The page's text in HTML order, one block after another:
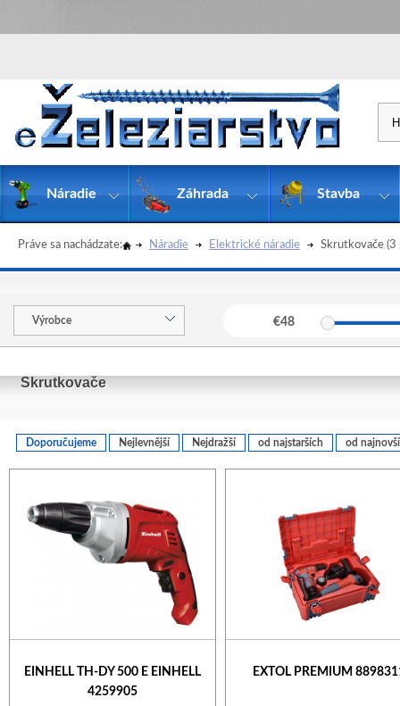
Práve sa nachádzate: Náradie Elektrické náradie Skrutkovače (3
Výrobce €48
Skrutkovače
Doporučujeme Nejlevnější Nejdražší od najstarších od
EINHELL TH-DY 500 E EINHELL
4259905
EXTOL PREMIUM
Náradie Záhrada Stavba